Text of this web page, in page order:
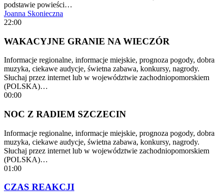
podstawie powieści…
Joanna Skonieczna
22:00
WAKACYJNE GRANIE NA WIECZÓR
Informacje regionalne, informacje miejskie, prognoza pogody, dobra
muzyka, ciekawe audycje, świetna zabawa, konkursy, nagrody.
Słuchaj przez internet lub w województwie zachodniopomorskiem
(POLSKA)…
00:00
NOC Z RADIEM SZCZECIN
Informacje regionalne, informacje miejskie, prognoza pogody, dobra
muzyka, ciekawe audycje, świetna zabawa, konkursy, nagrody.
Słuchaj przez internet lub w województwie zachodniopomorskiem
(POLSKA)…
01:00
CZAS REAKCJI